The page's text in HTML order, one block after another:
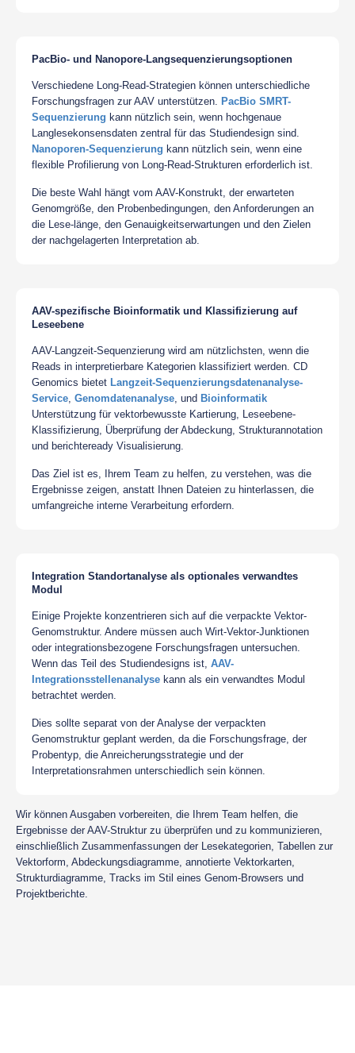
PacBio- und Nanopore-Langsequenzierungsoptionen
Verschiedene Long-Read-Strategien können unterschiedliche
Forschungsfragen zur AAV unterstützen. PacBio SMRT-
Sequenzierung kann nützlich sein, wenn hochgenaue
Langlesekonsensdaten zentral für das Studiendesign sind.
Nanoporen-Sequenzierung kann nützlich sein, wenn eine
flexible Profilierung von Long-Read-Strukturen erforderlich ist.
Die beste Wahl hängt vom AAV-Konstrukt, der erwarteten
Genomgröße, den Probenbedingungen, den Anforderungen an
die Lese-länge, den Genauigkeitserwartungen und den Zielen
der nachgelagerten Interpretation ab.
AAV-spezifische Bioinformatik und Klassifizierung auf
Leseebene
AAV-Langzeit-Sequenzierung wird am nützlichsten, wenn die
Reads in interpretierbare Kategorien klassifiziert werden. CD
Genomics bietet Langzeit-Sequenzierungsdatenanalyse-
Service, Genomdatenanalyse, und Bioinformatik
Unterstützung für vektorbewusste Kartierung, Leseebene-
Klassifizierung, Überprüfung der Abdeckung, Strukturannotation
und berichteready Visualisierung.
Das Ziel ist es, Ihrem Team zu helfen, zu verstehen, was die
Ergebnisse zeigen, anstatt Ihnen Dateien zu hinterlassen, die
umfangreiche interne Verarbeitung erfordern.
Integration Standortanalyse als optionales verwandtes
Modul
Einige Projekte konzentrieren sich auf die verpackte Vektor-
Genomstruktur. Andere müssen auch Wirt-Vektor-Junktionen
oder integrationsbezogene Forschungsfragen untersuchen.
Wenn das Teil des Studiendesigns ist, AAV-
Integrationsstellenanalyse kann als ein verwandtes Modul
betrachtet werden.
Dies sollte separat von der Analyse der verpackten
Genomstruktur geplant werden, da die Forschungsfrage, der
Probentyp, die Anreicherungsstrategie und der
Interpretationsrahmen unterschiedlich sein können.
Wir können Ausgaben vorbereiten, die Ihrem Team helfen, die
Ergebnisse der AAV-Struktur zu überprüfen und zu kommunizieren,
einschließlich Zusammenfassungen der Lesekategorien, Tabellen zur
Vektorform, Abdeckungsdiagramme, annotierte Vektorkarten,
Strukturdiagramme, Tracks im Stil eines Genom-Browsers und
Projektberichte.